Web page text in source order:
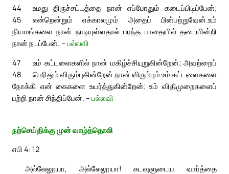
44
உமது திருச்சட்டத்தை நான் எப்போதும் கடைப்பிடிப்பேன்;
என்றென்றும் எக்காலமும் அதைப் பின்பற்றுவேன்.
45
உம்
நியமங்களை நான் நாடியுள்ளதால் பரந்த பாதையில் தடையின்றி
நான் நடப்பேன். – பல்லவி
47
உம் கட்டளைகளில் நான் மகிழ்ச்சியுறுகின்றேன்; அவற்றைப்
பெரிதும் விரும்புகின்றேன்.
48
நான் விரும்பும் உம் கட்டளைகளை
நோக்கி என் கைகளை உயர்த்துகின்றேன்; உம் விதிமுறைகளைப்
பற்றி நான் சிந்திப்பேன். – பல்லவி
நற்செய்திக்கு முன் வாழ்த்தொலி
எபி 4: 12
அல்லேலூயா, அல்லேலூயா! கடவுளுடைய வார்த்தை